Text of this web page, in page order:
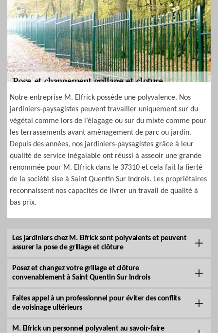
Notre entreprise M. Elfrick possède une polyvalence. Nos
jardiniers-paysagistes peuvent travailler uniquement sur du
végétal comme lors de l’élagage ou sur du mixte comme pour
les terrassements avant aménagement de parc ou jardin.
Depuis des années, nos jardiniers-paysagistes grâce à leur
qualité de service inégalable ont réussi à asseoir une grande
renommée pour M. Elfrick dans le 37310 et cela fait la fierté
de la société sise à Saint Quentin Sur Indrois. Les propriétaires
reconnaissent nos capacités de livrer un travail de qualité à
bas prix.
Les jardiniers chez M. Elfrick sont polyvalents et peuvent
assurer la pose de grillage et clôture
Posez et changez votre grillage et clôture
convenablement à Saint Quentin Sur Indrois
Faites appel à un professionnel pour éviter des conflits
de voisinage ultérieurs
M. Elfrick un personnel polyvalent au savoir-faire